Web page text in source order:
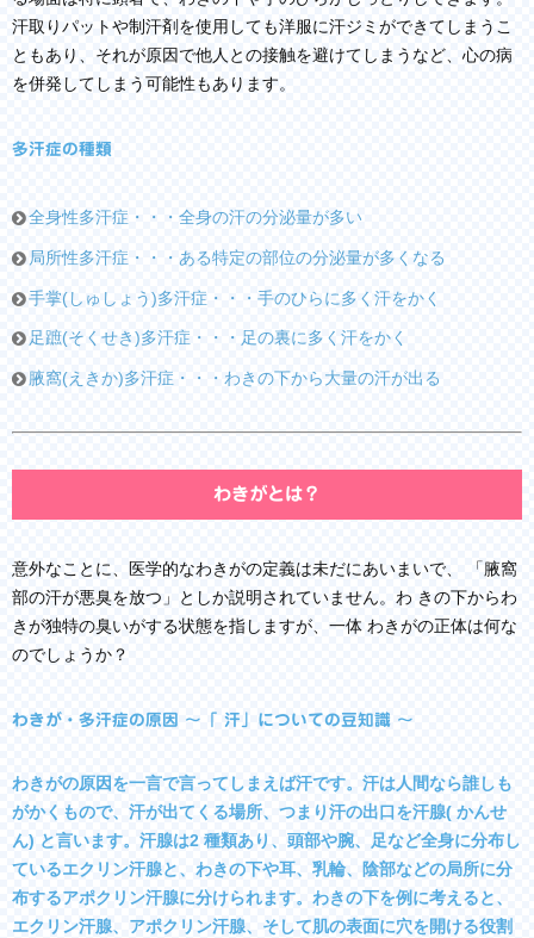
汗取りパットや制汗剤を使用しても洋服に汗ジミができてしまうこ
ともあり、それが原因で他人との接触を避けてしまうなど、心の病
を併発してしまう可能性もあります。
多汗症の種類
全身性多汗症・・・全身の汗の分泌量が多い
局所性多汗症・・・ある特定の部位の分泌量が多くなる
手掌(しゅしょう)多汗症・・・手のひらに多く汗をかく
足蹠(そくせき)多汗症・・・足の裏に多く汗をかく
腋窩(えきか)多汗症・・・わきの下から大量の汗が出る
わきがとは？
意外なことに、医学的なわきがの定義は未だにあいまいで、 「腋窩
部の汗が悪臭を放つ」としか説明されていません。わ きの下からわ
きが独特の臭いがする状態を指しますが、一体 わきがの正体は何な
のでしょうか？
わきが・多汗症の原因 ～「 汗」についての豆知識 ～
わきがの原因を一言で言ってしまえば汗です。汗は人間なら誰しも
がかくもので、汗が出てくる場所、つまり汗の出口を汗腺( かんせ
ん) と言います。汗腺は2 種類あり、頭部や腕、足など全身に分布し
ているエクリン汗腺と、わきの下や耳、乳輪、陰部などの局所に分
布するアポクリン汗腺に分けられます。わきの下を例に考えると、
エクリン汗腺、アポクリン汗腺、そして肌の表面に穴を開ける役割